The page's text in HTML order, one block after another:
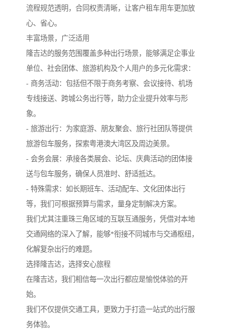
流程规范透明，合同权责清晰，让客户租车用车更加放
心、省心。
丰富场景，广泛适用
隆吉达的服务范围覆盖多种出行场景，能够满足企事业
单位、社会团体、旅游机构及个人用户的多元化需求：
- 商务活动：包括但不限于商务考察、会议接待、机场
专线接送、跨城公务出行等，助力企业提升效率与形
象。
- 旅游出行：为家庭游、朋友聚会、旅行社团队等提供
旅游包车服务，探索粤港澳大湾区及周边美景。
- 会务会展：承接各类展会、论坛、庆典活动的团体接
送与包车服务，确保人员准时、舒适抵达。
- 特殊需求：如长期班车、活动配车、文化团体出行
等，我们可根据预算与需求，量身定制解决方案。
我们尤其注重珠三角区域的互联互通服务，凭借对本地
交通网络的深入了解，能够*衔接不同城市与交通枢纽，
化解复杂出行的难题。
选择隆吉达，选择安心旅程
在隆吉达，我们相信每一次出行都应是愉悦体验的开
始。
我们不仅提供交通工具，更致力于打造一站式的出行服
务体验。